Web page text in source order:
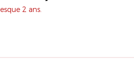
2 ans.